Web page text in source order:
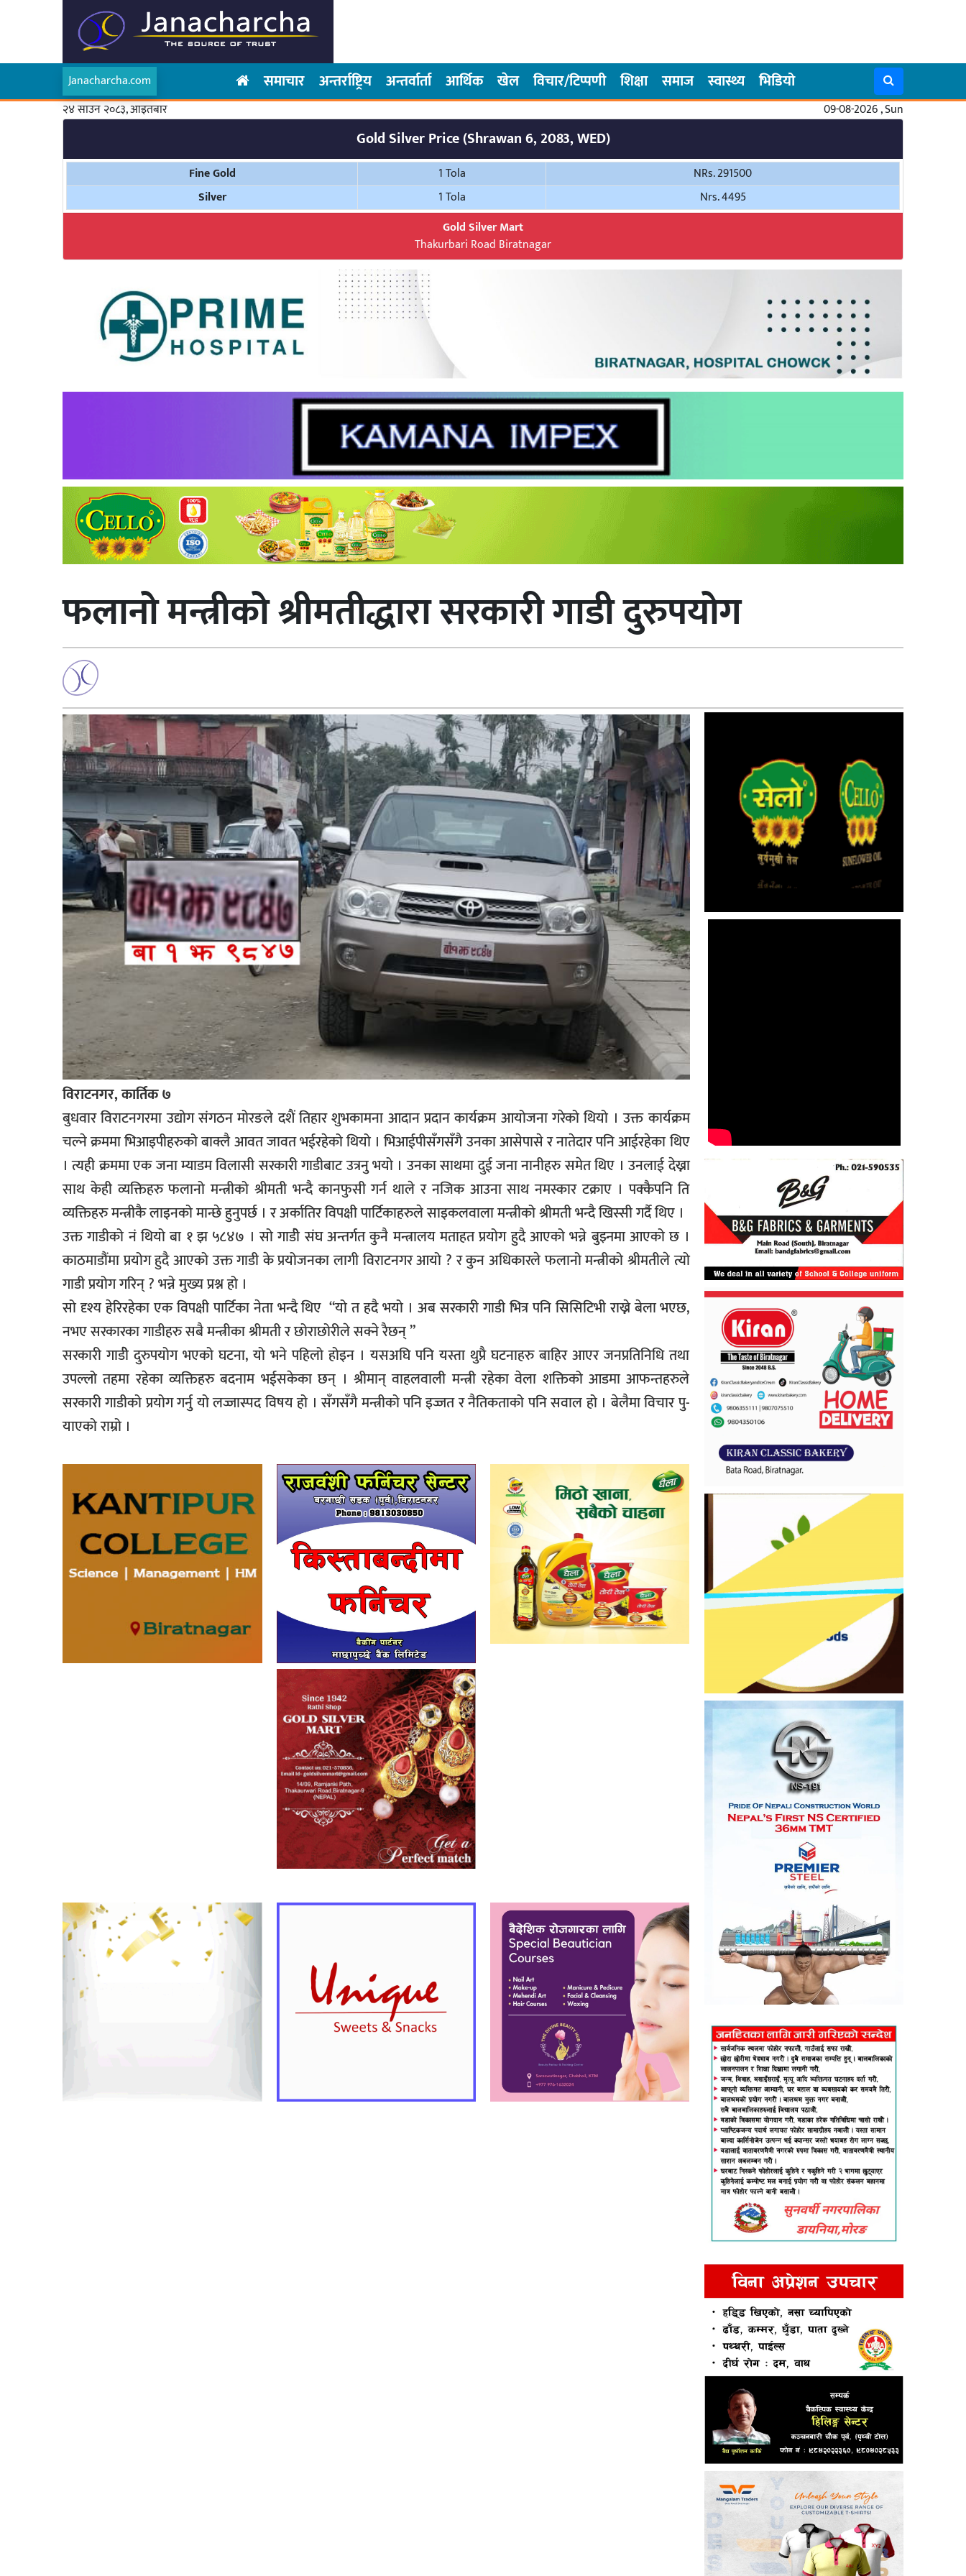
Janacharcha.com समाचार अन्तर्राष्ट्रिय अन्तर्वार्ता आर्थिक खेल विचार/टिप्पणी शिक्षा समाज स्वास्थ्य भिडियो
२४ साउन २०८३, आइतबार 09-08-2026 , Sun
Gold Silver Price (Shrawan 6, 2083, WED)
Fine Gold 1 Tola
NRs. 291500
Silver
1 Tola
Nrs. 4495
Gold Silver Mart
Thakurbari Road Biratnagar
फलानो मन्त्रीको श्रीमतीद्धारा सरकारी गाडी दुरुपयोग
विराटनगर, कार्तिक ७
बुधवार विराटनगरमा उद्योग संगठन मोरङले दशैं तिहार शुभकामना आदान प्रदान कार्यक्रम आयोजना गरेको थियो । उक्त कार्यक्रम
चल्ने क्रममा भिआइपीहरुको बाक्लै आवत जावत भईरहेको थियो । भिआईपीसँगसँगै उनका आसेपासे र नातेदार पनि आईरहेका थिए
। त्यही क्रममा एक जना म्याडम विलासी सरकारी गाडीबाट उत्रनु भयो । उनका साथमा दुई जना नानीहरु समेत थिए । उनलाई देख्ना
साथ केही व्यक्तिहरु फलानो मन्त्रीको श्रीमती भन्दै कानफुसी गर्न थाले र नजिक आउना साथ नमस्कार टक्राए । पक्कैपनि ति
व्यक्तिहरु मन्त्रीकै लाइनको मान्छे हुनुपर्छ । र अर्कातिर विपक्षी पार्टिकाहरुले साइकलवाला मन्त्रीको श्रीमती भन्दै खिस्सी गर्दै थिए ।
उक्त गाडीको नं थियो बा १ झ ५८४७ । सो गाडीे संघ अन्तर्गत कुनै मन्त्रालय मताहत प्रयोग हुदै आएको भन्ने बुझ्नमा आएको छ ।
काठमाडौंमा प्रयोग हुदै आएको उक्त गाडी के प्रयोजनका लागी विराटनगर आयो ? र कुन अधिकारले फलानो मन्त्रीको श्रीमतीले त्यो
गाडी प्रयोग गरिन् ? भन्ने मुख्य प्रश्न हो ।
सो दृश्य हेरिरहेका एक विपक्षी पार्टिका नेता भन्दै थिए “यो त हदै भयो । अब सरकारी गाडी भित्र पनि सिसिटिभी राख्ने बेला भएछ,
नभए सरकारका गाडीहरु सबै मन्त्रीका श्रीमती र छोराछोरीले सक्ने रैछन् ”
सरकारी गाडीे दुरुपयोग भएको घटना, यो भने पहिलो होइन । यसअघि पनि यस्ता थुप्रै घटनाहरु बाहिर आएर जनप्रतिनिधि तथा
उपल्लो तहमा रहेका व्यक्तिहरु बदनाम भईसकेका छन् । श्रीमान् वाहलवाली मन्त्री रहेका वेला शक्तिको आडमा आफन्तहरुले
सरकारी गाडीको प्रयोग गर्नु यो लज्जास्पद विषय हो । सँगसँगै मन्त्रीको पनि इज्जत र नैतिकताको पनि सवाल हो । बेलैमा विचार पु-
याएको राम्रो ।